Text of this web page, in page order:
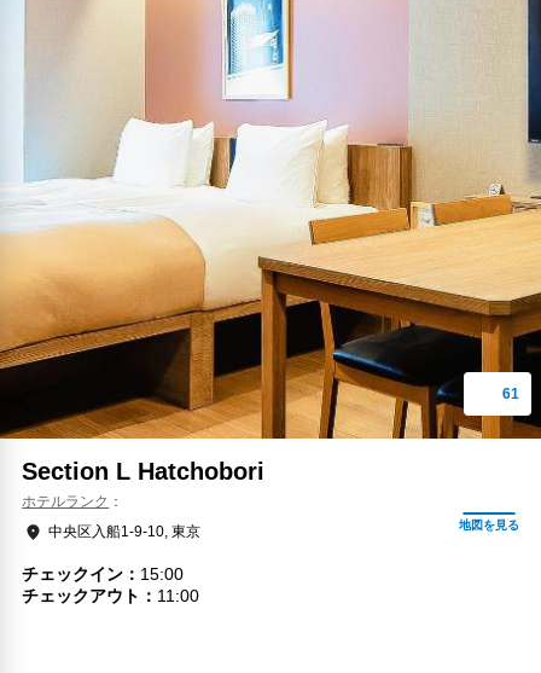
Section L Hatchobori
ホテルランク
中央区入船1-9-10, 東京
チェックイン
15:00
チェックアウト
11:00